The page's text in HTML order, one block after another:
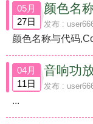
05月
27日
颜色名
发布 :
颜色名称与代码
04月
11日
音响功
发布 :
...